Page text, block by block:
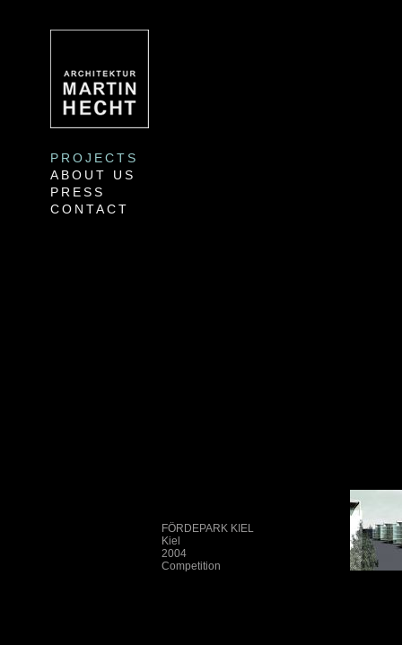
FÖRDEPARK KIEL
Kiel
2004
Competition
PROJECTS
ABOUT US
PRESS
CONTACT